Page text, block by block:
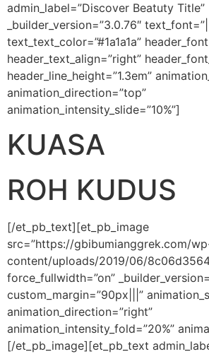
admin_label=”Discover Beatuty Title”
_builder_version=”3.0.76″
text_text_color=”#1a1a1a”
header_text_align=”right”
header_line_height=”1.3em”
animation_direction=”top”
animation_intensity_slide=”10%”]
KUASA
ROH KUDUS
[/et_pb_text][et_pb_image
src=”https://gbibumianggrek.com/
content/uploads/2019/06/
force_fullwidth=”on”
custom_margin=”90px|||”
animation_direction=”right”
animation_intensity_fold=”20%”
[/et_pb_image][et_pb_text